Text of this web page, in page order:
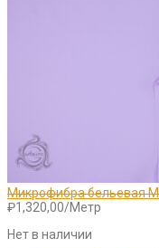
Микрофибра бельевая
₽1,320,00/Метр
Нет в наличии